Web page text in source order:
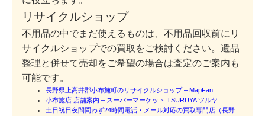
リサイクルショップ
不用品の中でまだ使えるものは、不用品回収前にリ
サイクルショップでの買取をご検討ください。遺品
整理と併せて売却をご希望の場合は査定のご案内も
可能です。
長野県上高井郡小布施町のリサイクルショップ – MapFan
小布施店 店舗案内 – スーパーマーケット TSURUYA ツルヤ
土日祝日夜間問わず24時間電話・メール対応の買取専門店（長野